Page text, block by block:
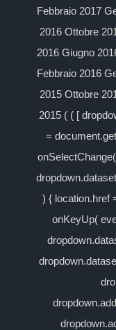
Febbraio 2017
2016 Ottobre
2016 Giugno
Febbraio 2016
2015 Ottobre
2015 ( ( [
=
) { location.href
onKeyUp(